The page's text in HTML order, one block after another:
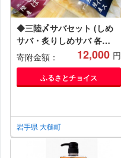
◆三陸〆サバセット (しめ
サバ・炙りしめサバ 各
80g×5)｜しめさば 鯖 岩手
いわて iwate 大槌
寄附金額： 12,000 円
ふるさとチョイス
岩手県 大槌町